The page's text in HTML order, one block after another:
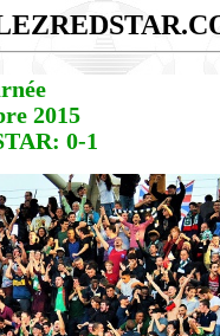
2015
0-1